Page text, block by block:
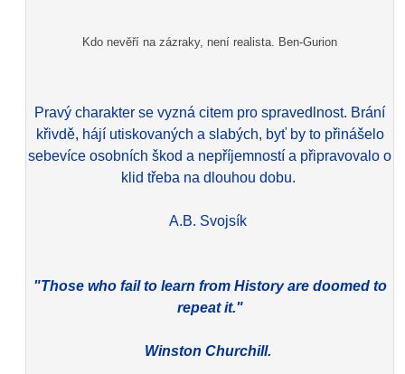
Kdo nevěří na zázraky, není realista. Ben-Gurion
Pravý charakter se vyzná citem pro spravedlnost. Brání
křivdě, hájí utiskovaných a slabých, byť by to přinášelo
sebevíce osobních škod a nepříjemností a připravovalo o
klid třeba na dlouhou dobu.
A.B. Svojsík
"Those who fail to learn from History are doomed to
repeat it."
Winston Churchill.